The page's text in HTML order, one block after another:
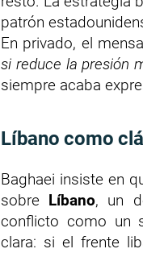
patrón
En privado, el
si reduce la presión
siempre acaba
Líbano como
Baghaei insiste en
sobre Líbano, un
conflicto como un
clara: si el frente